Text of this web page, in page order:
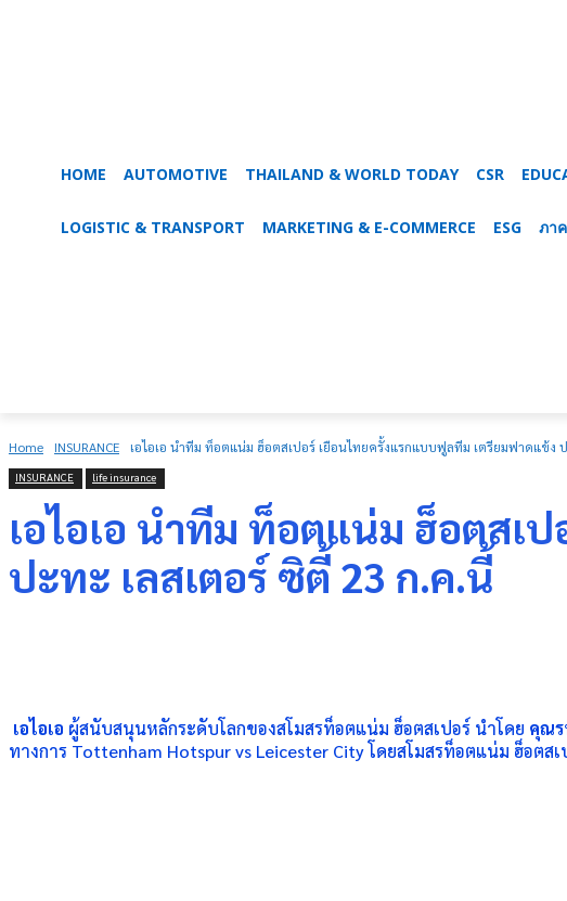
HOME AUTOMOTIVE THAILAND & WORLD TODAY CSR
LOGISTIC & TRANSPORT MARKETING & E-COMMERCE ESG ภา
Home INSURANCE เอไอเอ นำทีม ท็อตแน่ม ฮ็อตสเปอร์ เยือนไทยครั้งแรกแบบฟูลทีม เตรียมฟาดแข้ง
INSURANCE life insurance
เอไอเอ นำทีม ท็อตแน่ม ฮ็อตสเ
ปะทะ เลสเตอร์ ซิตี้ 23 ก.ค.นี้
เอไอเอ ผู้สนับสนุนหลักระดับโลกของสโมสรท็อตแน่ม ฮ็อตสเปอร์ นำโดย คุณร
ทางการ Tottenham Hotspur vs Leicester Cityโดยสโมสรท็อตแน่ม ฮ็อตส